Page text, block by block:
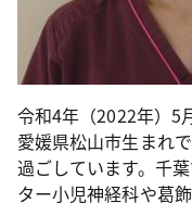
令和4年（2022年）5
愛媛県松山市生まれ
過ごしています。千
ター小児神経科や葛